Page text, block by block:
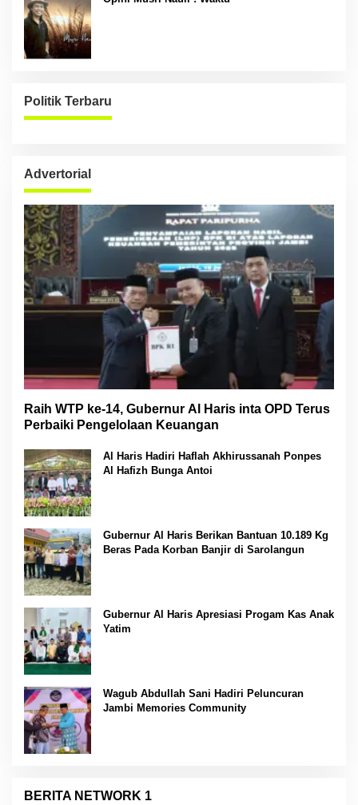
Politik Terbaru
Advertorial
Raih WTP ke-14, Gubernur Al Haris inta OPD Terus
Perbaiki Pengelolaan Keuangan
Al Haris Hadiri Haflah Akhirussanah Ponpes
Al Hafizh Bunga Antoi
Gubernur Al Haris Berikan Bantuan 10.189 Kg
Beras Pada Korban Banjir di Sarolangun
Gubernur Al Haris Apresiasi Progam Kas Anak
Yatim
Wagub Abdullah Sani Hadiri Peluncuran
Jambi Memories Community
BERITA NETWORK 1